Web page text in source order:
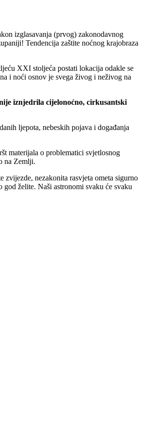
izglasavanja (prvog) zakonodavnog
Tendencija zaštite noćnog krajobraza
XXI stoljeća postati lokacija odakle se
i noći osnov je svega živog i neživog na
iznjedrila cijelonoćno, cirkusantski
ljepota, nebeskih pojava i događanja
materijala o problematici svjetlosnog
na Zemlji.
nezakonita rasvjeta ometa sigurno
želite. Naši astronomi svaku će svaku